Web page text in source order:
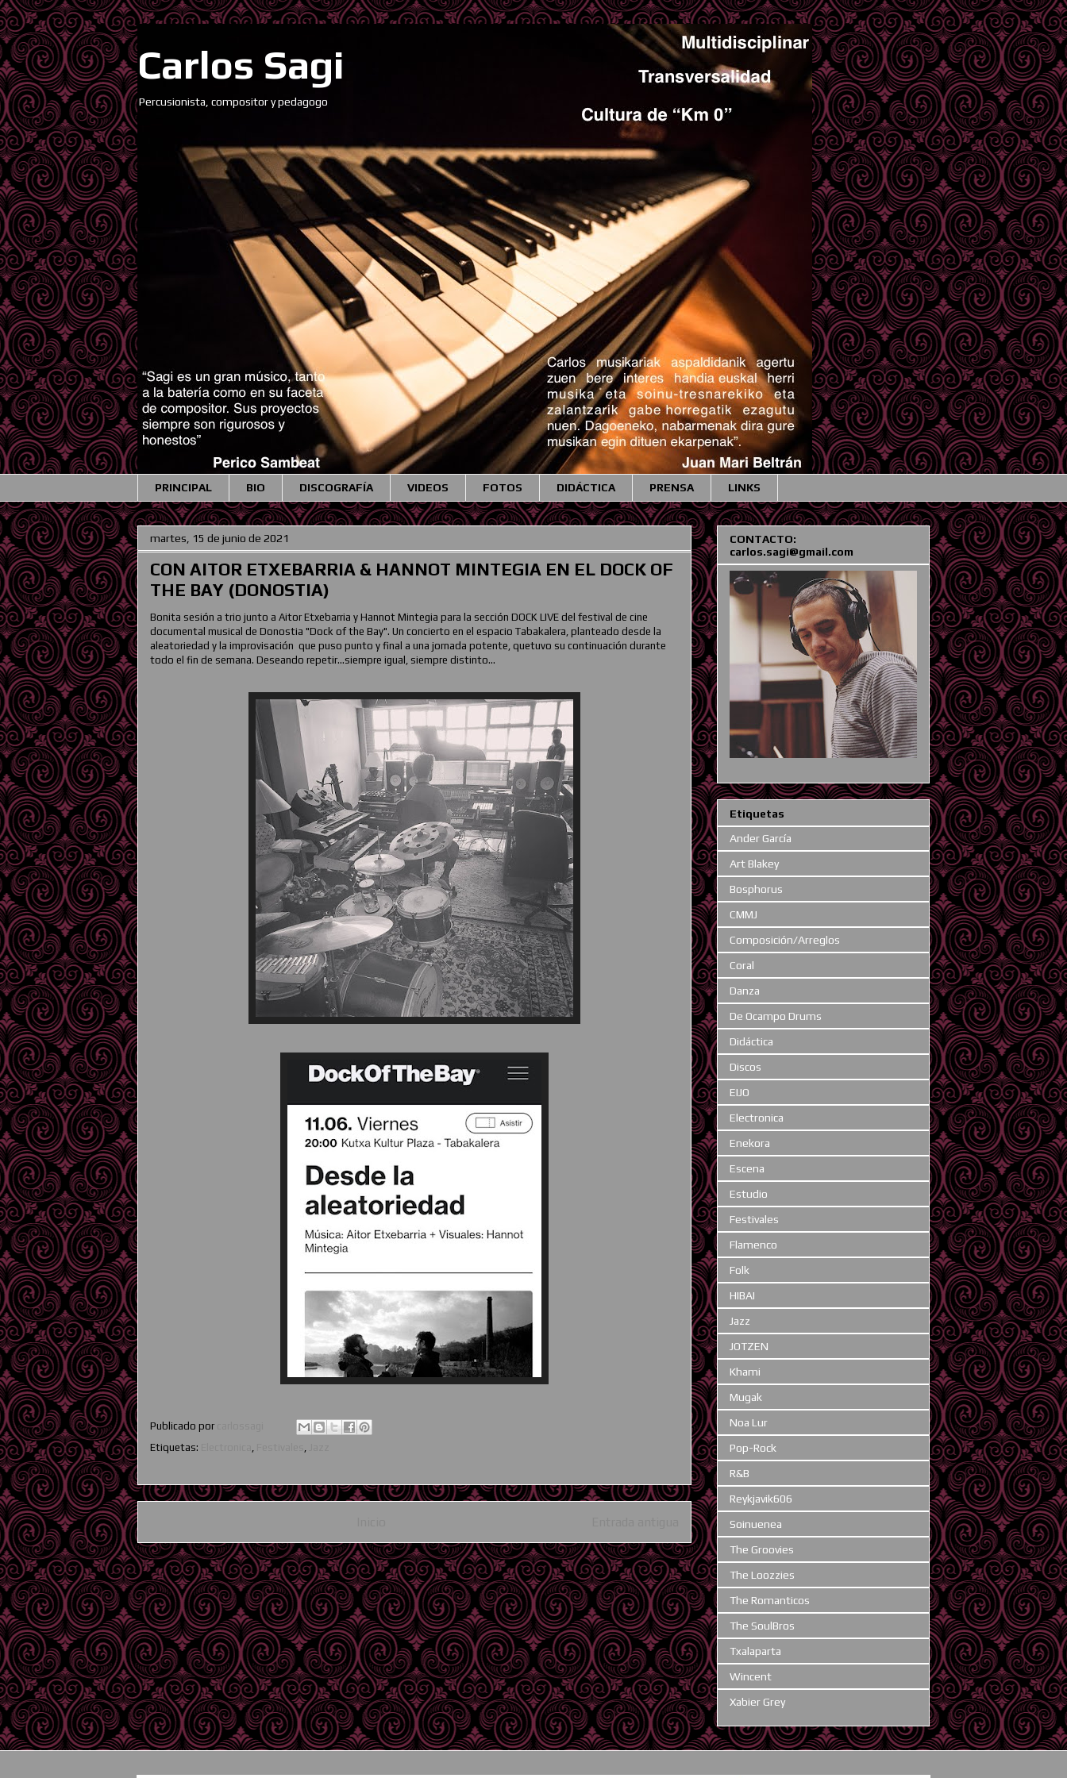
Carlos Sagi
Percusionista, compositor y pedagogo
PRINCIPAL BIO DISCOGRAFÍA VIDEOS FOTOS DIDÁCTICA PRENSA LINKS
martes, 15 de junio de 2021
CON AITOR ETXEBARRIA & HANNOT MINTEGIA EN EL DOCK OF
THE BAY (DONOSTIA)
Bonita sesión a trio junto a Aitor Etxebarria y Hannot Mintegia para la sección DOCK LIVE del festival de cine
documental musical de Donostia "Dock of the Bay". Un concierto en el espacio Tabakalera, planteado desde la
aleatoriedad y la improvisación que puso punto y final a una jornada potente, quetuvo su continuación durante
todo el fin de semana. Deseando repetir...siempre igual, siempre distinto...
Publicado por
Etiquetas:
CONTACTO:
carlos.sagi@gmail.com
Etiquetas
Ander García
Art Blakey
Bosphorus
CMMJ
Composición/Arreglos
Coral
Danza
De Ocampo Drums
Didáctica
Discos
EIJO
Electronica
Enekora
Escena
Estudio
Festivales
Flamenco
Folk
HIBAI
Jazz
JOTZEN
Khami
Mugak
Noa Lur
Pop-Rock
R&B
Reykjavik606
Soinuenea
The Groovies
The Loozzies
The Romanticos
The SoulBros
Txalaparta
Wincent
Xabier Grey